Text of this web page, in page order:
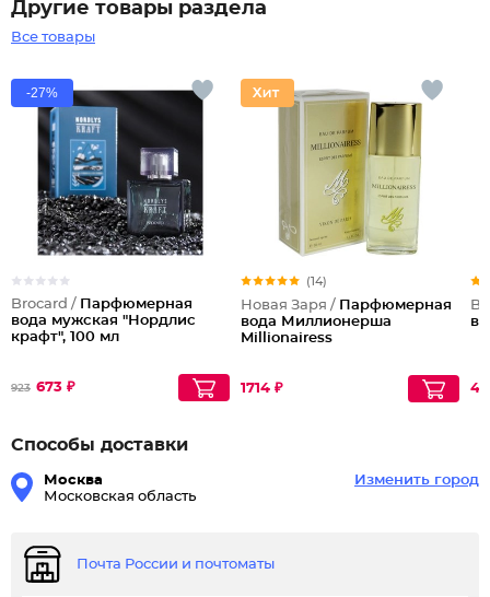
Другие товары раздела
Все товары
-27%
Brocard / Парфюмерная
вода мужская "Нордлис
крафт", 100 мл
923 673 ₽
(14)
Новая Заря / Парфюмерная
вода Миллионерша
Millionairess
1714 ₽
Способы доставки
Москва
Московская область
Изменить город
Почта России и почтоматы